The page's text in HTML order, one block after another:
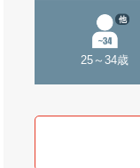
25～34歳
他